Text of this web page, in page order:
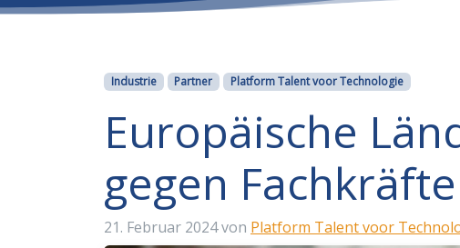
Kategorien
Industrie Partner Platform Talent voor Technologie
Europäische
gegen
21. Februar 2024von Platform Talent voor